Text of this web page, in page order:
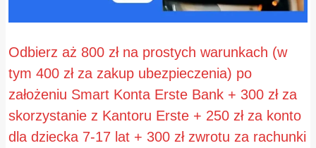
Odbierz aż 800 zł na prostych warunkach (w
tym 400 zł za zakup ubezpieczenia) po
założeniu Smart Konta Erste Bank + 300 zł za
skorzystanie z Kantoru Erste + 250 zł za konto
dla dziecka 7-17 lat + 300 zł zwrotu za rachunki